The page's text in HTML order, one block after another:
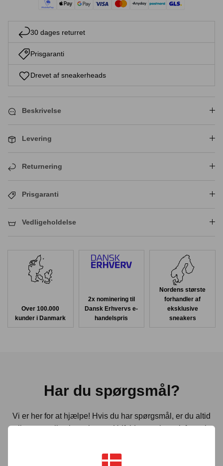
Sneaker rengøring
30 dages returret
Prisgaranti
Drevet af sneakerheads
Beskrivelse
Levering
Returnering
Prisgaranti
Vedligeholdelse
Over 100.000
kunder i Danmark
2x nominering til
Dansk Erhvervs e-
handelspris
Nordens største
forhandler af
eksklusive
sneakers
Har du spørgsmål?
Vi er her for at hjælpe! Hvis du har spørgsmål, er du altid
velkommen til at kontakte os. Udfyld vores kontaktformular
muligt.